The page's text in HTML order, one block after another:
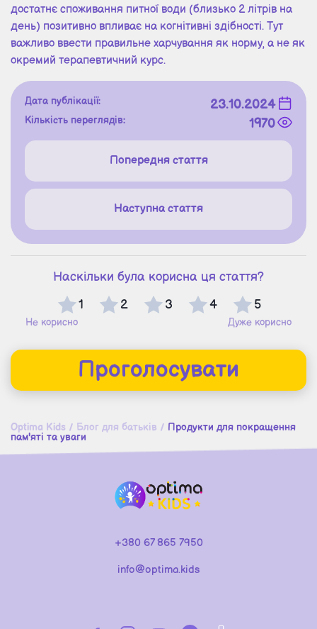
достатнє споживання питної води (близько 2 літрів на
день) позитивно впливає на когнітивні здібності. Тут
важливо ввести правильне харчування як норму, а не як
окремий терапевтичний курс.
Дата публікації: 23.10.2024
Кількість переглядів: 1970
Попередня стаття
Наступна стаття
Наскільки була корисна ця стаття?
1
2 3 4 5
Не корисно Дуже корисно
Проголосувати
Optima Kids / Блог для батьків / Продукти для покращення
пам'яті та уваги
+380 67 865 7950
info@optima.kids